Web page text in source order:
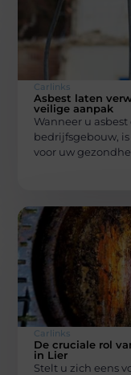
Carlinks
Asbest laten
veilige aanpak
Wanneer u
bedrijfsgebouw,
voor uw
Carlinks
De cruciale rol
in Lier
Stelt u zich eens